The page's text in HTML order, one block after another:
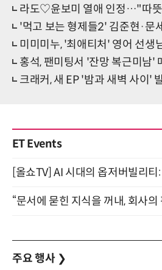
라도♡윤보미 열애 인정…"따뜻
'먹고 보는 형제들2' 김준현·문세윤·정
미미미누, '최애티처' 영어 선생님
홍석, 팬미팅서 '잔망 복근미남' 매
크래커, 새 EP '밤과 새벽 사이'
ET Events
주요 행사 ❯